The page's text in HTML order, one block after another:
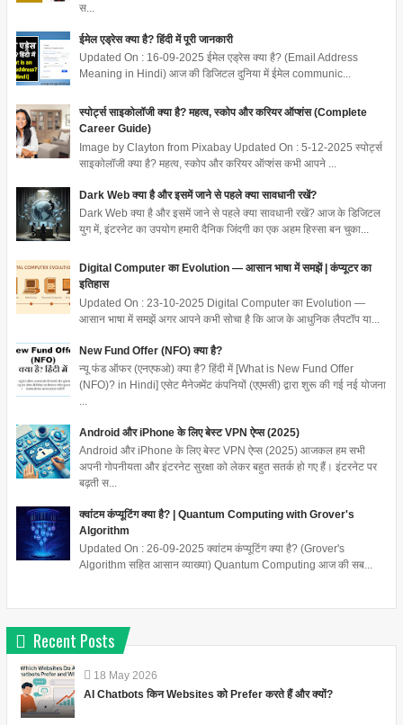
स...
ईमेल एड्रेस क्या है? हिंदी में पूरी जानकारी
Updated On : 16-09-2025 ईमेल एड्रेस क्या है? (Email Address
Meaning in Hindi) आज की डिजिटल दुनिया में ईमेल communic...
स्पोर्ट्स साइकोलॉजी क्या है? महत्व, स्कोप और करियर ऑप्शंस (Complete
Career Guide)
Image by Clayton from Pixabay Updated On : 5-12-2025 स्पोर्ट्स
साइकोलॉजी क्या है? महत्व, स्कोप और करियर ऑप्शंस कभी आपने ...
Dark Web क्या है और इसमें जाने से पहले क्या सावधानी रखें?
Dark Web क्या है और इसमें जाने से पहले क्या सावधानी रखें? आज के डिजिटल
युग में, इंटरनेट का उपयोग हमारी दैनिक जिंदगी का एक अहम हिस्सा बन चुका...
Digital Computer का Evolution — आसान भाषा में समझें | कंप्यूटर का
इतिहास
Updated On : 23-10-2025 Digital Computer का Evolution —
आसान भाषा में समझें अगर आपने कभी सोचा है कि आज के आधुनिक लैपटॉप या...
New Fund Offer (NFO) क्या है?
न्यू फंड ऑफर (एनएफओ) क्या है? हिंदी में [What is New Fund Offer
(NFO)? in Hindi] एसेट मैनेजमेंट कंपनियों (एएमसी) द्वारा शुरू की गई नई योजना
...
Android और iPhone के लिए बेस्ट VPN ऐप्स (2025)
Android और iPhone के लिए बेस्ट VPN ऐप्स (2025) आजकल हम सभी
अपनी गोपनीयता और इंटरनेट सुरक्षा को लेकर बहुत सतर्क हो गए हैं। इंटरनेट पर
बढ़ती स...
क्वांटम कंप्यूटिंग क्या है? | Quantum Computing with Grover's
Algorithm
Updated On : 26-09-2025 क्वांटम कंप्यूटिंग क्या है? (Grover's
Algorithm सहित आसान व्याख्या) Quantum Computing आज की सब...
Recent Posts
18 May 2026
AI Chatbots किन Websites को Prefer करते हैं और क्यों?